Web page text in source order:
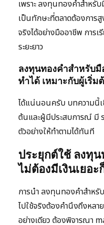
เพราะ ลงทุนทองคำสำหรั
เป็นทักษะที่ตลาดต้องการ
จริงได้อย่างมืออาชีพ การ
ระยะยาว
ลงทุนทองคำสำหรับมื
ทำได้ เหมาะกับผู้เริ่ม
ได้แน่นอนครับ บทความนี้เ
ต้นและผู้มีประสบการณ์
ตัวอย่างให้ทำตามได้ทันที
ประยุกต์ใช้ ลงทุ
ไม่ต้องมีเงินเยอ
การนำ ลงทุนทองคำสำหรั
ไปใช้จริงต้องคำนึงถึงหล
อย่างเดียว ต้องพิจารณา